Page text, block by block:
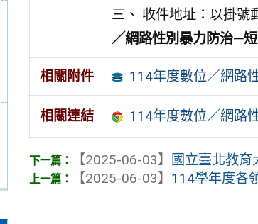
三、 收件地址：以掛號
／網路性別暴力防治—
相關附件 114年度數位／網路
相關連結 114年度數位／網路
【2025-06-03】
國立臺北教育
【2025-06-03】 114學年度各